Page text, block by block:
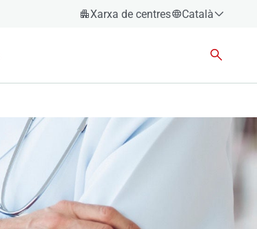
Xarxa de centres
Català